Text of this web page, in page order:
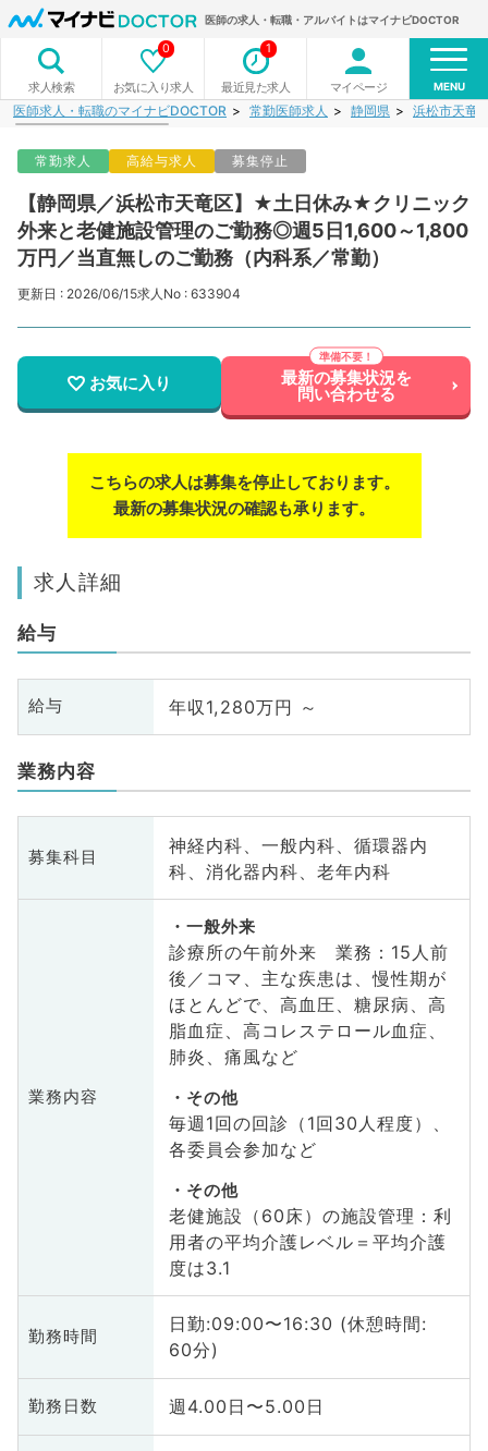
医師の求人・転職・アルバイトはマイナビDOCTOR
求人検索 お気に入り求人
0
最近見た求人
1
マイページ MENU
医師求人・転職のマイナビDOCTOR 常勤医師求人 静岡県 浜松市天竜
常勤求人 高給与求人 募集停止
【静岡県／浜松市天竜区】★土日休み★クリニック
外来と老健施設管理のご勤務◎週5日1,600～1,800
万円／当直無しのご勤務（内科系／常勤）
更新日 : 2026/06/15求人No : 633904
お気に入り 最新の募集状況を
問い合わせる
こちらの求人は募集を停止しております。
最新の募集状況の確認も承ります。
求人詳細
給与
給与 年収1,280万円 ～
業務内容
募集科目
神経内科、一般内科、循環器内
科、消化器内科、老年内科
業務内容
一般外来
診療所の午前外来 業務：15人前
後／コマ、主な疾患は、慢性期が
ほとんどで、高血圧、糖尿病、高
脂血症、高コレステロール血症、
肺炎、痛風など
その他
毎週1回の回診（1回30人程度）、
各委員会参加など
その他
老健施設（60床）の施設管理：利
用者の平均介護レベル＝平均介護
度は3.1
勤務時間
日勤:09:00〜16:30 (休憩時間:
60分)
勤務日数 週4.00日〜5.00日